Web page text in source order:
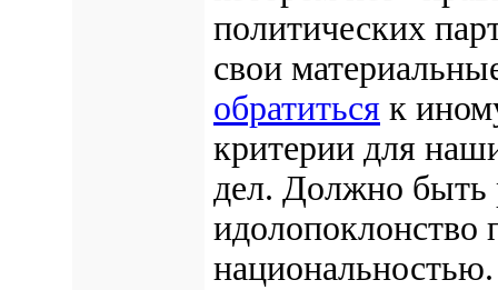
политических
свои
обратиться к
критерии для
дел. Должно быть
идолопоклонство
национальностью.